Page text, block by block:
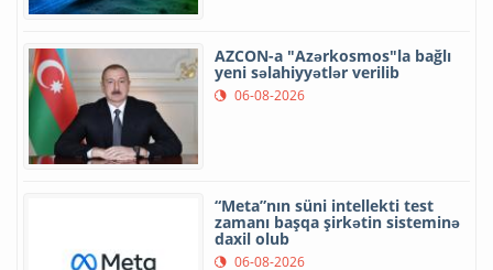
AZCON-a "Azərkosmos"la bağlı
yeni səlahiyyətlər verilib
06-08-2026
“Meta”nın süni intellekti test
zamanı başqa şirkətin sisteminə
daxil olub
06-08-2026